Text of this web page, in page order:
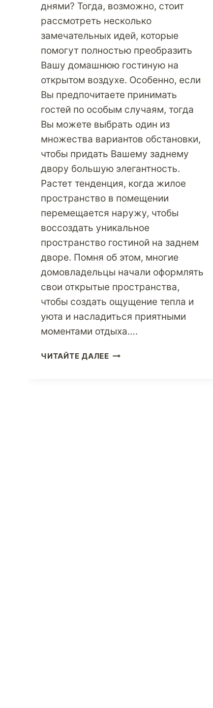
днями? Тогда, возможно, стоит
рассмотреть несколько
замечательных идей, которые
помогут полностью преобразить
Вашу домашнюю гостиную на
открытом воздухе. Особенно, если
Вы предпочитаете принимать
гостей по особым случаям, тогда
Вы можете выбрать один из
множества вариантов обстановки,
чтобы придать Вашему заднему
двору большую элегантность.
Растет тенденция, когда жилое
пространство в помещении
перемещается наружу, чтобы
воссоздать уникальное
пространство гостиной на заднем
дворе. Помня об этом, многие
домовладельцы начали оформлять
свои открытые пространства,
чтобы создать ощущение тепла и
уюта и насладиться приятными
моментами отдыха….
ЧИТАЙТЕ ДАЛЕЕУДОБНЫЕ